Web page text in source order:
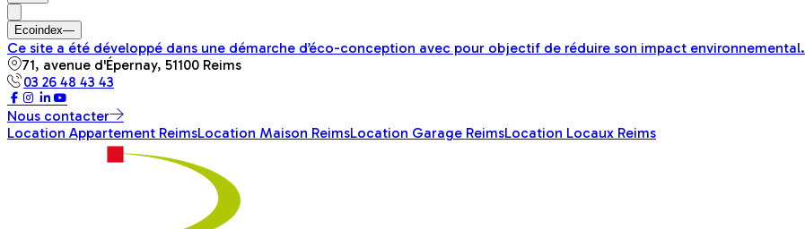
Ecoindex—
Ce site a été développé dans une démarche d’éco-conception avec pour objectif de réduire son impact environnemental.
71, avenue d'Épernay, 51100 Reims
03 26 48 43 43
Nous contacter
Location Appartement ReimsLocation Maison ReimsLocation Garage ReimsLocation Locaux Reims